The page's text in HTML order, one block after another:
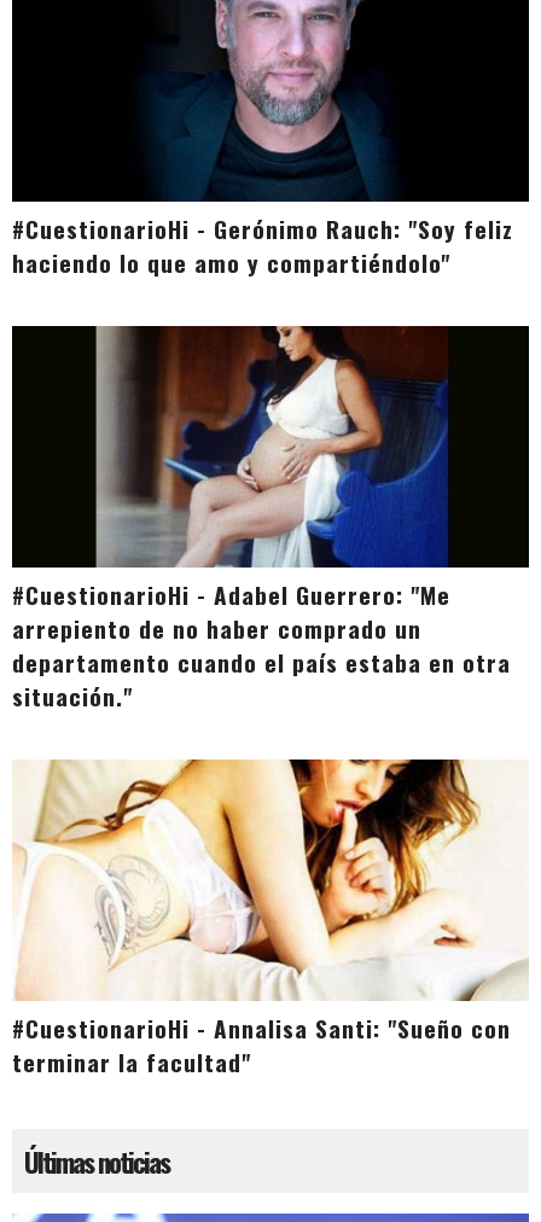
#CuestionarioHi - Gerónimo Rauch: "Soy feliz
haciendo lo que amo y compartiéndolo"
#CuestionarioHi - Adabel Guerrero: "Me
arrepiento de no haber comprado un
departamento cuando el país estaba en otra
situación."
#CuestionarioHi - Annalisa Santi: "Sueño con
terminar la facultad"
Últimas noticias